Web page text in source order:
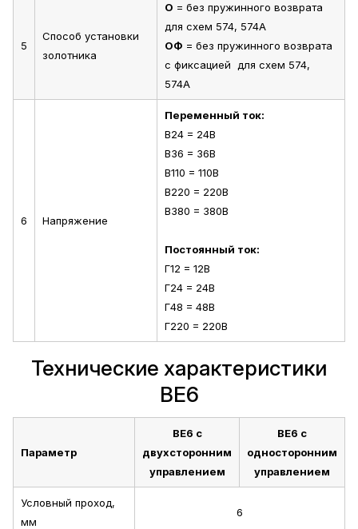
5
Способ установки
золотника
О = без пружинного возврата
для схем 574, 574А
ОФ = без пружинного возврата
с фиксацией для схем 574,
574А
6 Напряжение
Переменный ток:
В24 = 24В
В36 = 36В
В110 = 110В
В220 = 220В
В380 = 380В
Постоянный ток:
Г12 = 12В
Г24 = 24В
Г48 = 48В
Г220 = 220В
Технические характеристики
ВЕ6
Параметр
ВЕ6 с
двухсторонним
управлением
ВЕ6 с
односторонним
управлением
Условный проход,
мм
6